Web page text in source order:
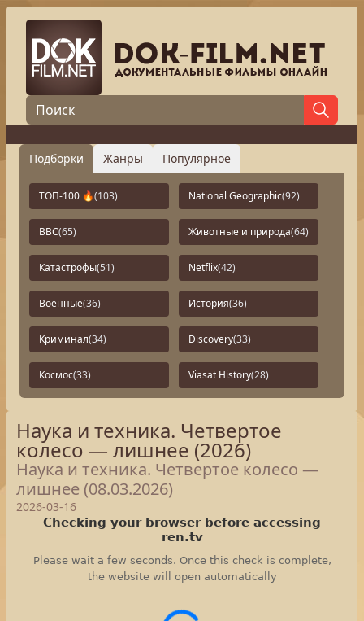
Подборки Жанры Популярное
ТОП-100 🔥(103) National Geographic(92)
BBC(65) Животные и природа(64)
Катастрофы(51) Netflix(42)
Военные(36) История(36)
Криминал(34) Discovery(33)
Космос(33) Viasat History(28)
Наука и техника. Четвертое
колесо — лишнее (2026)
Наука и техника. Четвертое колесо —
лишнее (08.03.2026)
2026-03-16